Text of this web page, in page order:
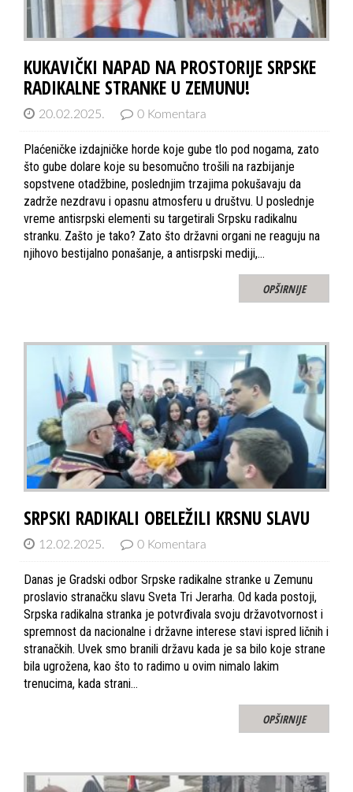
KUKAVIČKI NAPAD NA PROSTORIJE SRPSKE
RADIKALNE STRANKE U ZEMUNU!
20.02.2025. 0 Komentara
Plaćeničke izdajničke horde koje gube tlo pod nogama, zato
što gube dolare koje su besomučno trošili na razbijanje
sopstvene otadžbine, poslednjim trzajima pokušavaju da
zadrže nezdravu i opasnu atmosferu u društvu. U poslednje
vreme antisrpski elementi su targetirali Srpsku radikalnu
stranku. Zašto je tako? Zato što državni organi ne reaguju na
njihovo bestijalno ponašanje, a antisrpski mediji,…
OPŠIRNIJE
SRPSKI RADIKALI OBELEŽILI KRSNU SLAVU
12.02.2025. 0 Komentara
Danas je Gradski odbor Srpske radikalne stranke u Zemunu
proslavio stranačku slavu Sveta Tri Jerarha. Od kada postoji,
Srpska radikalna stranka je potvrđivala svoju državotvornost i
spremnost da nacionalne i državne interese stavi ispred ličnih i
stranačkih. Uvek smo branili državu kada je sa bilo koje strane
bila ugrožena, kao što to radimo u ovim nimalo lakim
trenucima, kada strani…
OPŠIRNIJE